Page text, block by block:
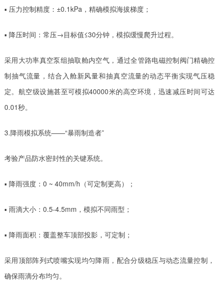
▪ 压力控制精度：±0.1kPa，精确模拟海拔梯度；
▪ 降压时间：常压→目标值≤30分钟，模拟缓慢爬升过程。
采用大功率真空泵组抽取舱内空气，通过全管路电磁控制阀门精确控
制抽气流量，结合入舱新风量和抽真空流量的动态平衡实现气压稳
定。航空级设施甚至可模拟40000米的高空环境，迅速减压时间可达
0.01秒。
3️.降雨模拟系统——“暴雨制造者”
考验产品防水密封性的关键系统。
▪ 降雨强度：0 ~ 40mm/h（可定制更高）；
▪ 雨滴大小：0.5-4.5mm，模拟不同雨型；
▪ 降雨面积：覆盖整车顶部投影，可定制；
采用顶部阵列式喷嘴实现均匀降雨，配合分级稳压与动态流量控制，
确保雨滴分布均匀。